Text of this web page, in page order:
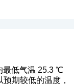
最低气温 25.3 ℃
期较低的温度，